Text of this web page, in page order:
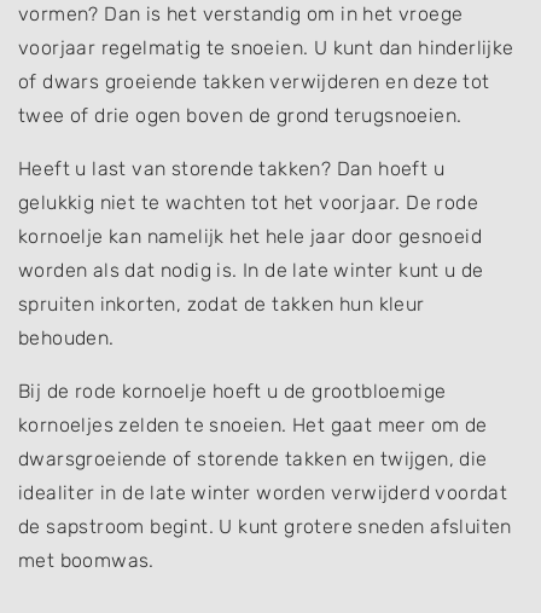
vormen? Dan is het verstandig om in het vroege
voorjaar regelmatig te snoeien. U kunt dan hinderlijke
of dwars groeiende takken verwijderen en deze tot
twee of drie ogen boven de grond terugsnoeien.
Heeft u last van storende takken? Dan hoeft u
gelukkig niet te wachten tot het voorjaar. De rode
kornoelje kan namelijk het hele jaar door gesnoeid
worden als dat nodig is. In de late winter kunt u de
spruiten inkorten, zodat de takken hun kleur
behouden.
Bij de rode kornoelje hoeft u de grootbloemige
kornoeljes zelden te snoeien. Het gaat meer om de
dwarsgroeiende of storende takken en twijgen, die
idealiter in de late winter worden verwijderd voordat
de sapstroom begint. U kunt grotere sneden afsluiten
met boomwas.